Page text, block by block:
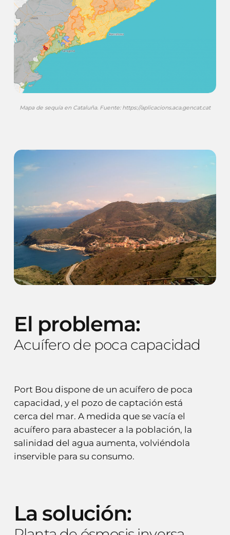
Mapa de sequía en Cataluña. Fuente: https://aplicacions.aca.gencat.cat
El problema:
Acuífero de poca capacidad
Port Bou dispone de un acuífero de poca
capacidad, y el pozo de captación está
cerca del mar. A medida que se vacía el
acuífero para abastecer a la población, la
salinidad del agua aumenta, volviéndola
inservible para su consumo.
La solución: